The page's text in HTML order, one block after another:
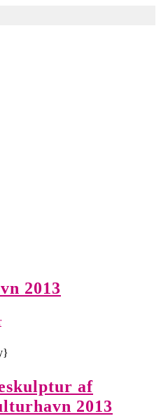
2013
af
2013